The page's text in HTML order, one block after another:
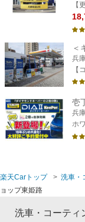
【
＜
兵
【
壱
兵
ホ
楽天Carトップ 洗車・
ョップ東姫路
洗車・コーティ